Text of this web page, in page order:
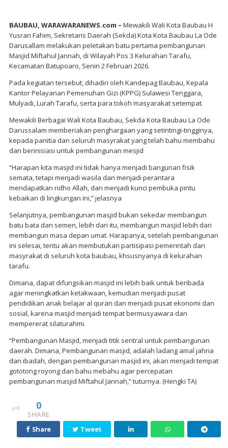
BAUBAU, WARAWARANEWS.com – Mewakili Wali Kota Baubau H
Yusran Fahim, Sekretaris Daerah (Sekda) Kota Kota Baubau La Ode
Darusallam melakukan peletakan batu pertama pembangunan
Masjid Miftahul Jannah, di Wilayah Pos 3 Kelurahan Tarafu,
Kecamatan Batupoaro, Senin 2 Februari 2026.
Pada kegiatan tersebut, dihadiri oleh Kandepag Baubau, Kepala
Kantor Pelayanan Pemenuhan Gizi (KPPG) Sulawesi Tenggara,
Mulyadi, Lurah Tarafu, serta para tokoh masyarakat setempat.
Mewakili Berbagai Wali Kota Baubau, Sekda Kota Baubau La Ode
Darussalam memberiakan penghargaan yang setintingi-tingginya,
kepada panitia dan seluruh masyrakat yang telah bahu membahu
dan berinisiasi untuk pembangunan mesjid
“Harapan kita masjid ini tidak hanya menjadi bangunan fisik
semata, tetapi menjadi wasila dan menjadi perantara
mendapatkan ridho Allah, dan menjadi kunci pembuka pintu
kebaikan di lingkungan ini,” jelasnya
Selanjutnya, pembangunan masjid bukan sekedar membangun
batu bata dan semen, lebih dari itu, membangun masjid lebih dari
membangun masa depan umat. Harapanya, setelah pembangunan
ini selesai, tentu akan membutukan partisipasi pemerintah dan
masyrakat di seluruh kota baubau, khsusnyanya di kelurahan
tarafu.
Dimana, dapat difungsikan masjid ini lebih baik untuk beribada
agar meningkatkan ketakwaan, kemudian menjadi pusat
pendidikan anak belajar al quran dan menjadi pusat ekonomi dan
sosial, karena masjid menjadi tempat bermusyawara dan
mempererat silaturahmi.
“Pembangunan Masjid, menjadi titik sentral untuk pembangunan
daerah. Dimana, Pembangunan masjid, adalah ladang amal jahria
dan ibadah, dengan pembangunan masjid ini, akan menjadi tempat
gototong royong dan bahu mebahu agar percepatan
pembangunan masjid Miftahul Jannah,” tuturnya. (Hengki TA)
0
SHARE
Share
Tweet